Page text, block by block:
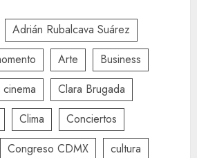
Adrián Rubalcava Suárez
Arte
Business
cinema
Clara Brugada
Clima
Conciertos
Congreso CDMX
cultura